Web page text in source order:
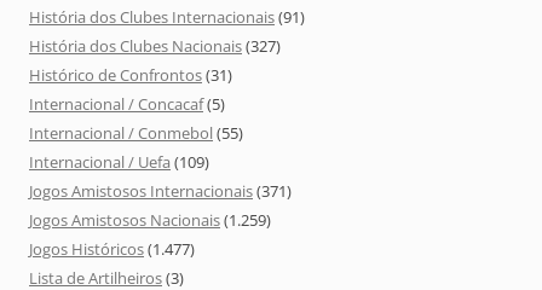
História dos Clubes Internacionais(91)
História dos Clubes Nacionais(327)
Histórico de Confrontos(31)
Internacional / Concacaf(5)
Internacional / Conmebol(55)
Internacional / Uefa (109)
Jogos Amistosos Internacionais(371)
Jogos Amistosos Nacionais(1.259)
Jogos Históricos(1.477)
Lista de Artilheiros(3)